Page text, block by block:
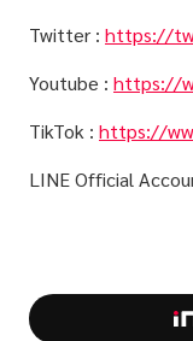
Twitter : https://
Youtube : https://
TikTok : https://
LINE Official